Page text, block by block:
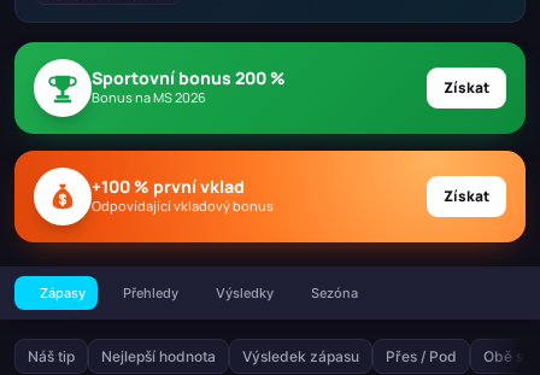
Sportovní bonus 200 %
Bonus na MS 2026 Získat
+100 % první vklad
Odpovídající vkladový bonus Získat
Zápasy Přehledy Výsledky Sezóna
Náš tip Nejlepší hodnota Výsledek zápasu Přes / Pod Obě